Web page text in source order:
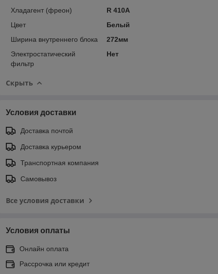
Хладагент (фреон)
R 410A
Цвет
Белый
Ширина внутреннего блока
272мм
Электростатический
фильтр
Нет
Скрыть
Условия доставки
Доставка почтой
Доставка курьером
Транспортная компания
Самовывоз
Все условия доставки
Условия оплаты
Онлайн оплата
Рассрочка или кредит